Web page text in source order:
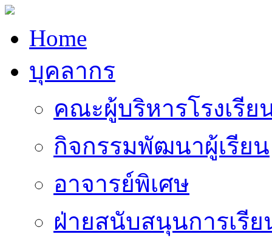
Home
บุคลากร
คณะผู้บริหารโรงเรีย
กิจกรรมพัฒนาผู้เรียน
อาจารย์พิเศษ
ฝ่ายสนับสนุนการเรี